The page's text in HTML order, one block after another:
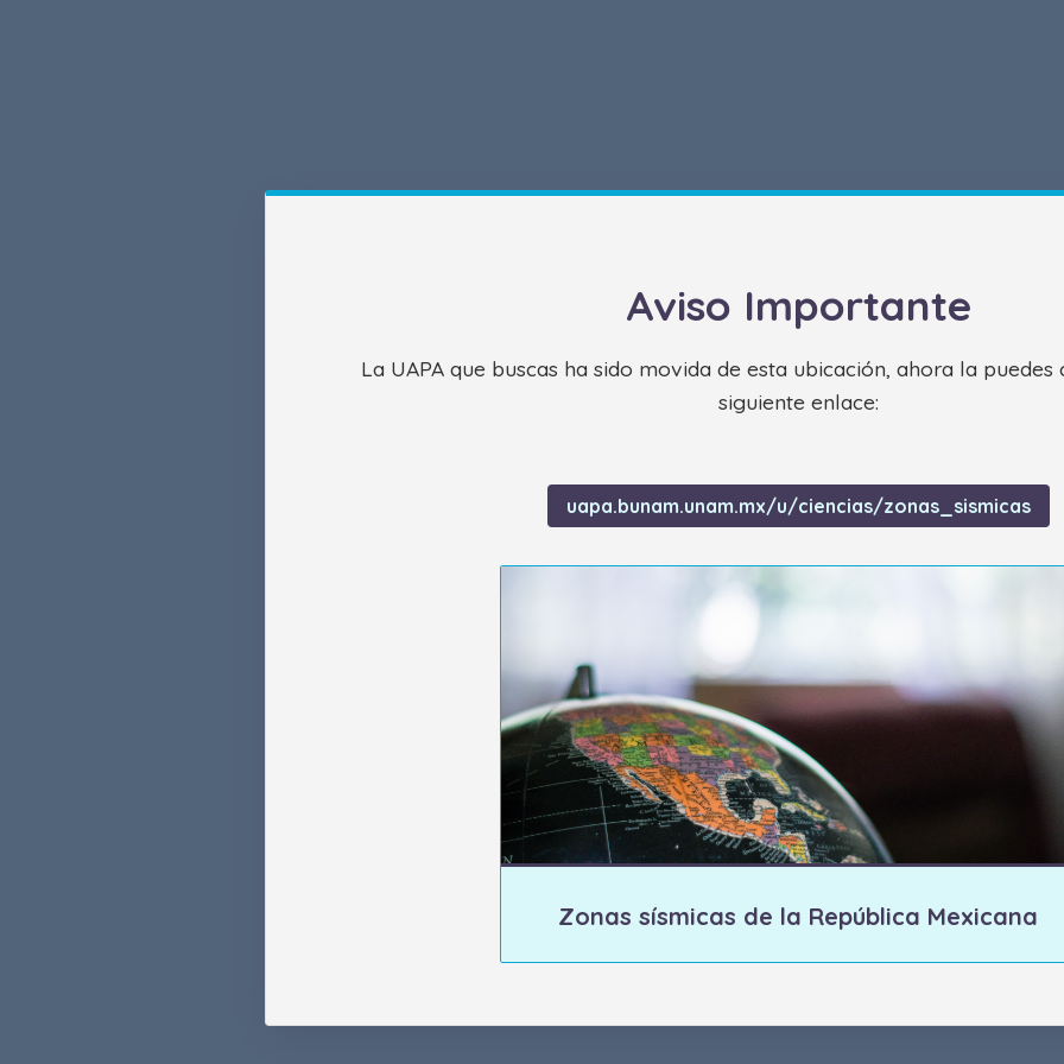
Aviso Importante
La UAPA que buscas ha sido movida de esta ubicación, ahora la puedes
siguiente enlace:
uapa.bunam.unam.mx/u/ciencias/zonas_sismicas
Zonas sísmicas de la República Mexicana